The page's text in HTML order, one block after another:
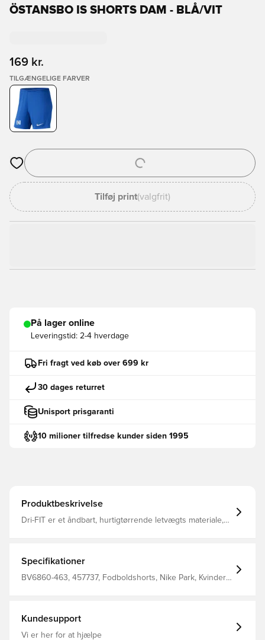
ÖSTANSBO IS SHORTS DAM - BLÅ/VIT
169 kr.
TILGÆNGELIGE FARVER
Åbner en Modal til at logge ind eller tilmelde dig som medlem
Tilføj print(valgfrit)
På lager online
Leveringstid: 2-4 hverdage
Fri fragt ved køb over 699 kr
30 dages returret
Unisport prisgaranti
10 milioner tilfredse kunder siden 1995
Produktbeskrivelse
Dri-FIT er et åndbart, hurtigtørrende letvægts materiale,
polyester. Personaliser produktet med to bogstaver eller
to tal. Perfekt til initialer eller nummer.
Specifikationer
BV6860-463, 457737, Fodboldshorts, Nike Park, Kvinder,
Kundesupport
Vi er her for at hjælpe